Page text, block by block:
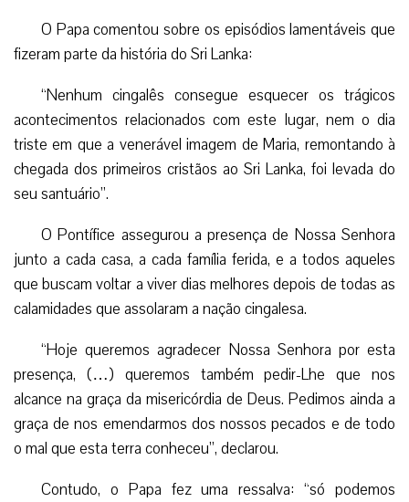
O Papa comentou sobre os episódios lamentáveis que
fizeram parte da história do Sri Lanka:
“Nenhum cingalês consegue esquecer os trágicos
acontecimentos relacionados com este lugar, nem o dia
triste em que a venerável imagem de Maria, remontando à
chegada dos primeiros cristãos ao Sri Lanka, foi levada do
seu santuário”.
O Pontífice assegurou a presença de Nossa Senhora
junto a cada casa, a cada família ferida, e a todos aqueles
que buscam voltar a viver dias melhores depois de todas as
calamidades que assolaram a nação cingalesa.
“Hoje queremos agradecer Nossa Senhora por esta
presença, (…) queremos também pedir-Lhe que nos
alcance na graça da misericórdia de Deus. Pedimos ainda a
graça de nos emendarmos dos nossos pecados e de todo
o mal que esta terra conheceu”, declarou.
Contudo, o Papa fez uma ressalva: “só podemos